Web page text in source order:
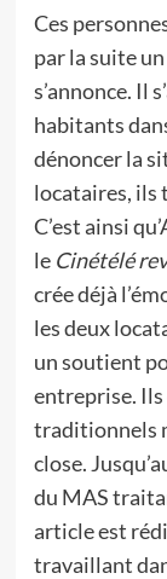
Ces
par la suite
s’annonce. Il
habitants
dénoncer la
locataires, ils
C’est ainsi
le Cinétélé
crée déjà
les deux
un soutient
entreprise. Ils
traditionnels
close.
du MAS
article est
travaillant